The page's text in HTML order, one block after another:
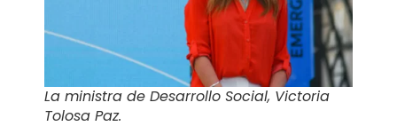
La ministra de Desarrollo Social, Victoria
Tolosa Paz.